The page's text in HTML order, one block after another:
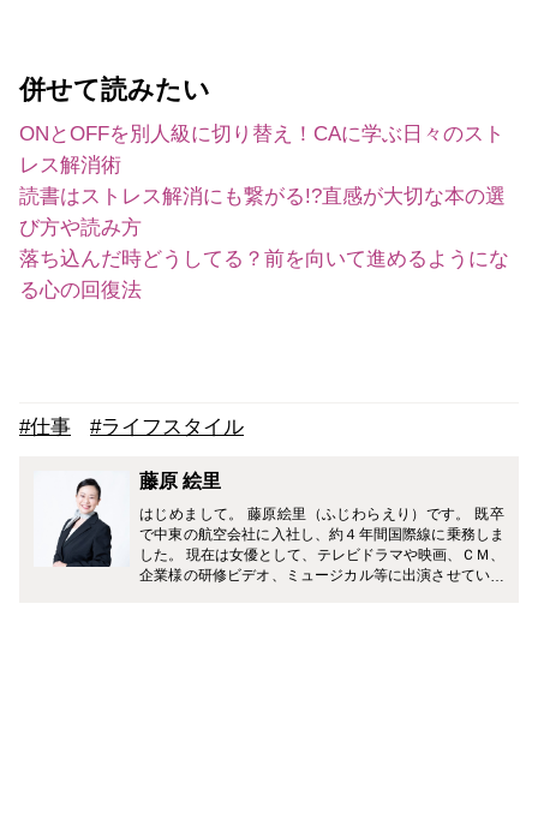
併せて読みたい
ONとOFFを別人級に切り替え！CAに学ぶ日々のスト
レス解消術
読書はストレス解消にも繋がる!?直感が大切な本の選
び方や読み方
落ち込んだ時どうしてる？前を向いて進めるようにな
る心の回復法
#仕事 #ライフスタイル
藤原 絵里
はじめまして。 藤原絵里（ふじわらえり）です。 既卒
で中東の航空会社に入社し、約４年間国際線に乗務しま
した。 現在は女優として、テレビドラマや映画、ＣＭ、
企業様の研修ビデオ、ミュージカル等に出演させていた